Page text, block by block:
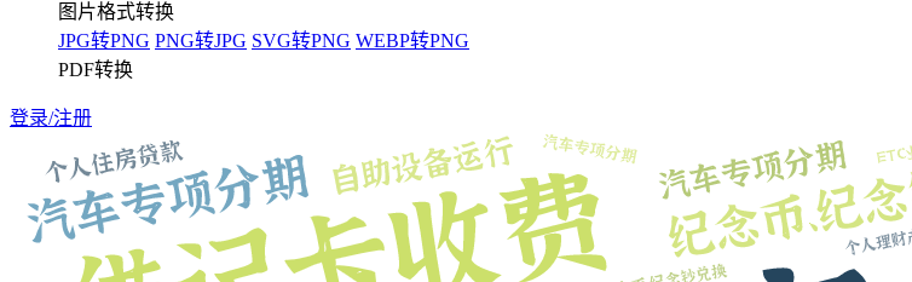
图片格式转换
JPG转PNG PNG转JPG SVG转PNG WEBP转PNG
PDF转换
登录/注册